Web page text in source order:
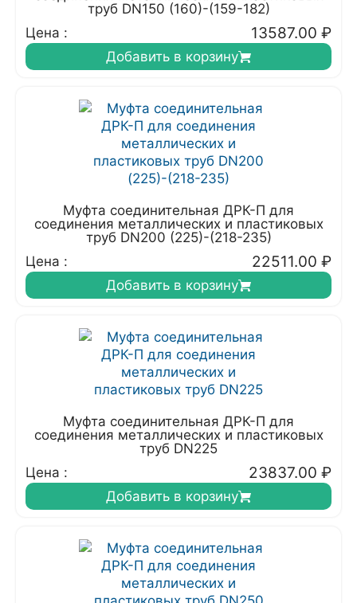
труб DN150 (160)-(159-182)
Цена :
13587.00 ₽
Добавить в корзину
Муфта соединительная ДРК-П для
соединения металлических и пластиковых
труб DN200 (225)-(218-235)
Цена :
22511.00 ₽
Добавить в корзину
Муфта соединительная ДРК-П для
соединения металлических и пластиковых
труб DN225
Цена :
23837.00 ₽
Добавить в корзину